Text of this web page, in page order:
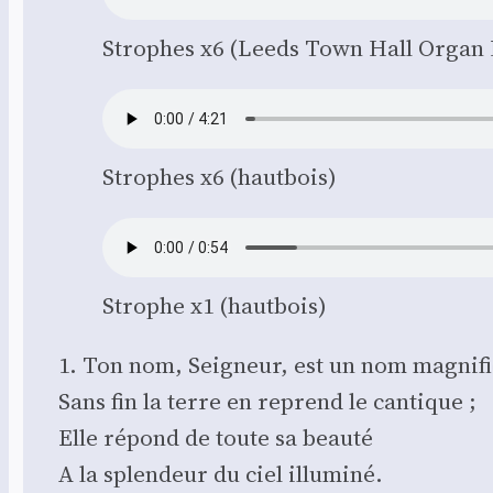
Strophes x6 (Leeds Town Hall Organ
Strophes x6 (haut­bois)
Strophe x1 (haut­bois)
1. Ton nom, Sei­gneur, est un nom
Sans fin la terre en reprend le can­tique ;
Elle répond de toute sa beau­té
A la splen­deur du ciel illu­mi­né.